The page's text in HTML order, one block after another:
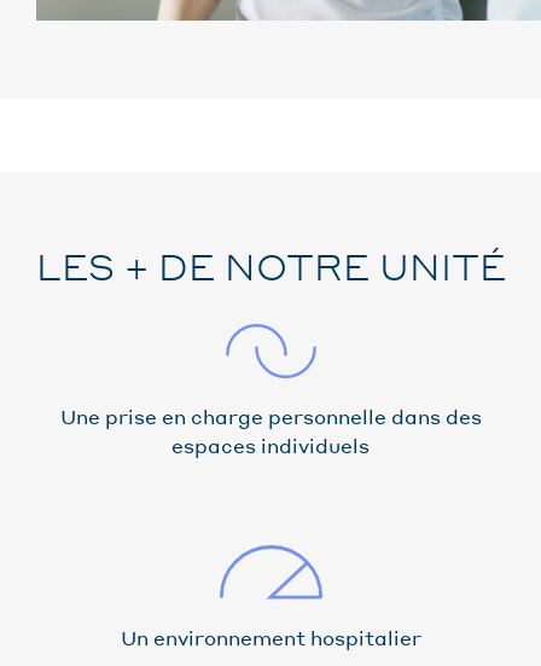
LES + DE NOTRE UNITÉ
Une prise en charge personnelle dans des
espaces individuels
Un environnement hospitalier